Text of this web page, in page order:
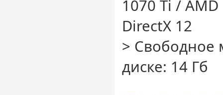
1070 Ti / AMD
DirectX 12
> Свободное
диске: 14 Гб